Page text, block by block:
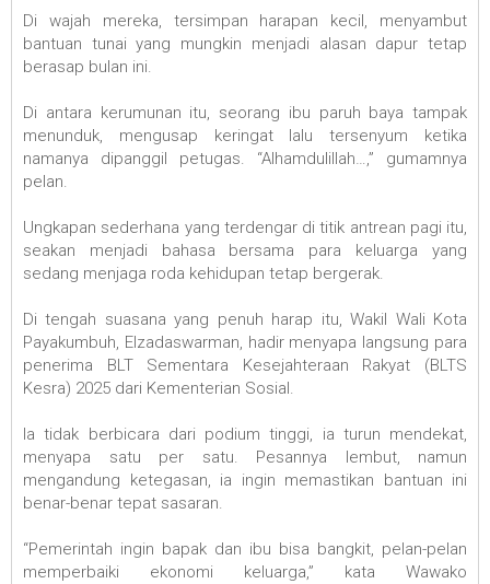
Di wajah mereka, tersimpan harapan kecil, menyambut
bantuan tunai yang mungkin menjadi alasan dapur tetap
berasap bulan ini.
Di antara kerumunan itu, seorang ibu paruh baya tampak
menunduk, mengusap keringat lalu tersenyum ketika
namanya dipanggil petugas. “Alhamdulillah…,” gumamnya
pelan.
Ungkapan sederhana yang terdengar di titik antrean pagi itu,
seakan menjadi bahasa bersama para keluarga yang
sedang menjaga roda kehidupan tetap bergerak.
Di tengah suasana yang penuh harap itu, Wakil Wali Kota
Payakumbuh, Elzadaswarman, hadir menyapa langsung para
penerima BLT Sementara Kesejahteraan Rakyat (BLTS
Kesra) 2025 dari Kementerian Sosial.
Ia tidak berbicara dari podium tinggi, ia turun mendekat,
menyapa satu per satu. Pesannya lembut, namun
mengandung ketegasan, ia ingin memastikan bantuan ini
benar-benar tepat sasaran.
“Pemerintah ingin bapak dan ibu bisa bangkit, pelan-pelan
memperbaiki ekonomi keluarga,” kata Wawako